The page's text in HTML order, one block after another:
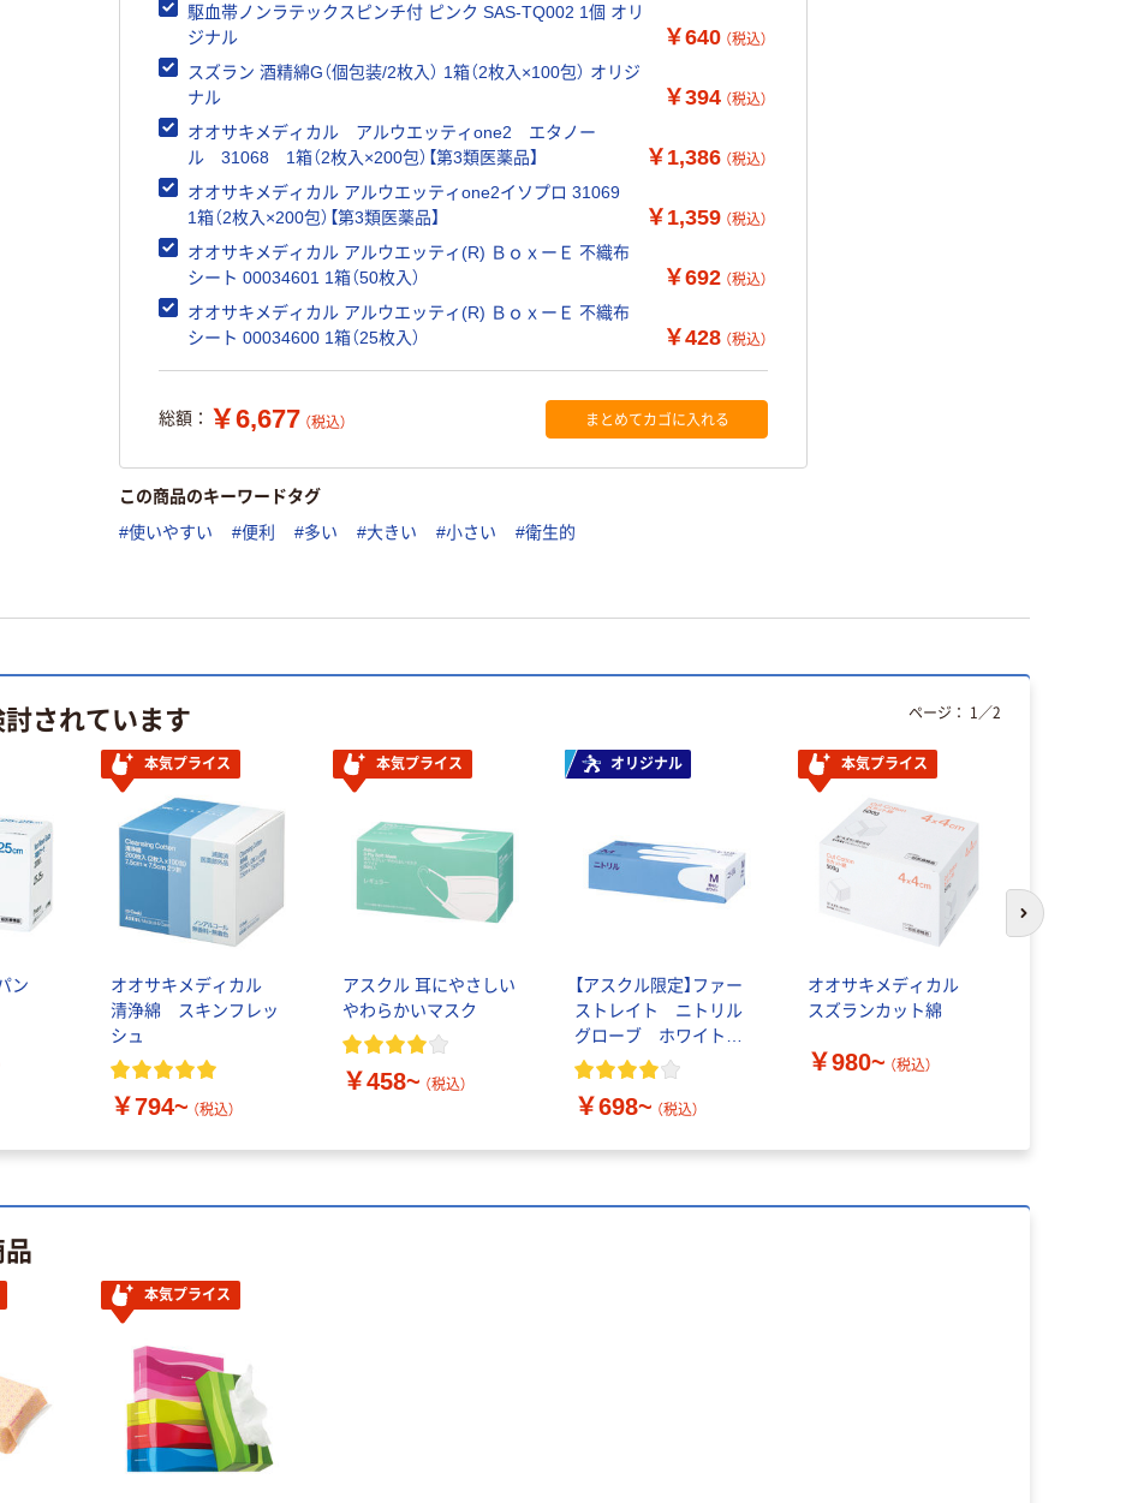
駆血帯ノンラテックスピンチ付 ピンク SAS-TQ002 1個 オリ
ジナル
￥640 （税込）
スズラン 酒精綿G（個包装/2枚入） 1箱（2枚入×100包） オリジ
ナル
￥394 （税込）
オオサキメディカル アルウエッティone2 エタノー
ル 31068 1箱（2枚入×200包）【第3類医薬品】
￥1,386 （税込）
オオサキメディカル アルウエッティone2イソプロ 31069
1箱（2枚入×200包）【第3類医薬品】
￥1,359 （税込）
オオサキメディカル アルウエッティ(R) ＢｏｘーＥ 不織布
シート 00034601 1箱（50枚入）
￥692 （税込）
オオサキメディカル アルウエッティ(R) ＢｏｘーＥ 不織布
シート 00034600 1箱（25枚入）
￥428 （税込）
総額： ￥6,677 （税込） まとめてカゴに入れる
この商品のキーワードタグ
#使いやすい #便利 #多い #大きい #小さい #衛生的
されています
ン
本気プライス
オオサキメディカル
清浄綿 スキンフレッ
シュ
￥794~ （税込）
本気プライス
アスクル 耳にやさしい
やわらかいマスク
￥458~ （税込）
オリジナル
【アスクル限定】ファー
ストレイト ニトリル
グローブ ホワイト
粉なし（パウダーフリ
￥698~ （税込）
本気プライス
オオサキメディカル
スズランカット綿
￥980~ （税込）
ページ： 1 ／2
次のスライド
本気プライス